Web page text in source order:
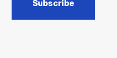
Subscribe